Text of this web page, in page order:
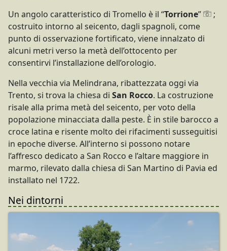
Un angolo caratteristico di Tromello è il “Torrione”
;
costruito intorno al seicento, dagli spagnoli, come
punto di osservazione fortificato, viene innalzato di
alcuni metri verso la metà dell’ottocento per
consentirvi l’installazione dell’orologio.
Nella vecchia via Melindrana, ribattezzata oggi via
Trento, si trova la chiesa di San Rocco. La costruzione
risale alla prima metà del seicento, per voto della
popolazione minacciata dalla peste. È in stile barocco a
croce latina e risente molto dei rifacimenti susseguitisi
in epoche diverse. All’interno si possono notare
l’affresco dedicato a San Rocco e l’altare maggiore in
marmo, rilevato dalla chiesa di San Martino di Pavia ed
installato nel 1722.
Nei dintorni